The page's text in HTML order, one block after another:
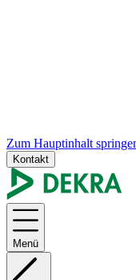
Zum Hauptinhalt
Kontakt
Menü